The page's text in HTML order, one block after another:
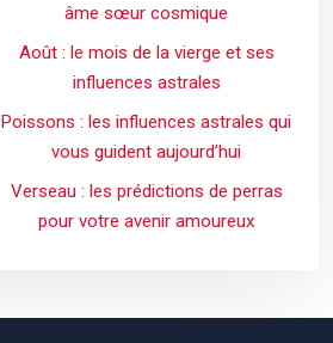
âme sœur cosmique
Août : le mois de la vierge et ses
influences astrales
Poissons : les influences astrales qui
vous guident aujourd’hui
Verseau : les prédictions de perras
pour votre avenir amoureux